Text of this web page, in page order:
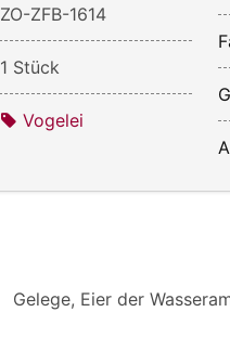
ZO-ZFB-1614
1 Stück
Vogelei
Gelege, Eier der